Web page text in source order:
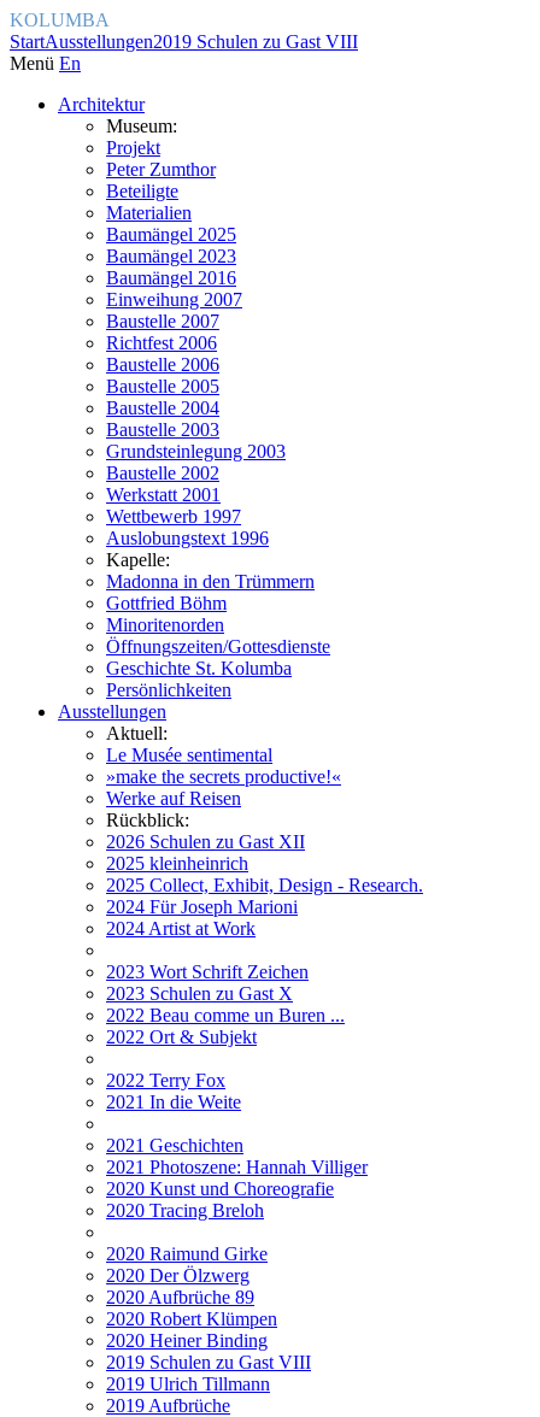
KOLUMBA
StartAusstellungen2019 Schulen zu Gast VIII
Menü En
Architektur
Museum:
Projekt
Peter Zumthor
Beteiligte
Materialien
Baumängel 2025
Baumängel 2023
Baumängel 2016
Einweihung 2007
Baustelle 2007
Richtfest 2006
Baustelle 2006
Baustelle 2005
Baustelle 2004
Baustelle 2003
Grundsteinlegung 2003
Baustelle 2002
Werkstatt 2001
Wettbewerb 1997
Auslobungstext 1996
Kapelle:
Madonna in den Trümmern
Gottfried Böhm
Minoritenorden
Öffnungszeiten/Gottesdienste
Geschichte St. Kolumba
Persönlichkeiten
Ausstellungen
Aktuell:
Le Musée sentimental
»make the secrets productive!«
Werke auf Reisen
Rückblick:
2026 Schulen zu Gast XII
2025 kleinheinrich
2025 Collect, Exhibit, Design - Research.
2024 Für Joseph Marioni
2024 Artist at Work
2023 Wort Schrift Zeichen
2023 Schulen zu Gast X
2022 Beau comme un Buren ...
2022 Ort & Subjekt
2022 Terry Fox
2021 In die Weite
2021 Geschichten
2021 Photoszene: Hannah Villiger
2020 Kunst und Choreografie
2020 Tracing Breloh
2020 Raimund Girke
2020 Der Ölzwerg
2020 Aufbrüche 89
2020 Robert Klümpen
2020 Heiner Binding
2019 Schulen zu Gast VIII
2019 Ulrich Tillmann
2019 Aufbrüche